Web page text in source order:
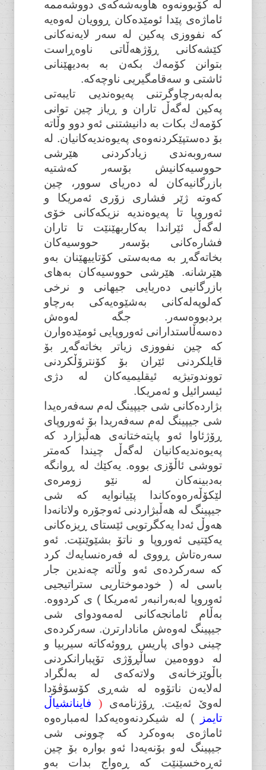
لە کۆبوونەوە هاوبەشەکەی دووشەممە
ئاماژەی پێدا ئومێدەکان ڕوویان لەوەیە
کە نفووزی پەکین لە سەر لایەنەکانی
کێشەکانی ڕۆژهەڵاتی ناوەڕاست
بتوانن کۆمەك بکەن بە بەدیهێنانی
ئاشتی و سەقامگیریی ناوچەکە.
بەلەبەرچاوگرتنی پەیوەندیی تایبەتی
پەکین لەگەڵ تاران و ڕیاز چین توانی
کۆمەك بکات بە دانیشتنی ئەو دوو وڵاتە
بۆ دەستپێکردنەوەی پەیوەندیەکانیان. لە
سەروبەندی زیادکردنی هێرشی
حووسیەکانیش بۆسەر کەشتیە
بازرگانیەکان لە دەریای سوور، چین
کەوتە ژێر فشاری زۆری ئەمریکا و
ئەوروپا تا پەیوەندیە نزیکەکانی خۆی
لەگەڵ ئێراندا بەکاربهێنێت تا تاران
فشارەکانی بۆسەر حووسیەکان
بخاتەگەڕ بە مەبەستی کۆتاییهێنان بەو
هێرشانە. هێرشی حووسیەکان بەهای
بازرگانیی دەریایی جیهانی و نرخی
کەلوپەلەکانی بەشێوەیەکی بەرچاو
بردبووەسەر. جگە لەوەش
دەسەڵاستدارانی ئەوروپایی ئومێدەوارن
کە چین نفووزی زیاتر بخاتەگەڕ بۆ
قایلکردنی ئێران بۆ کۆنترۆڵکردنی
تووندوتیژیە ئیقلیمیەکان لە دژی
ئیسرائیل و ئەمریکا.
بژاردەکانی شی جیپینگ لەم سەفەرەیدا
شی جیپینگ لەم سەفەریدا بۆ ئەوروپای
ڕۆژئاوا ئەو پایتەختانەی هەڵبژارد کە
پەیوەندیەکانیان لەگەڵ چیندا کەمتر
تووشی ئاڵۆزی بووە. یەکێك لە ڕوانگە
بەدبینەکان لە نێو زومرەی
لێکۆڵەرەوەکاندا پێیانوایە کە شی
جیپینگ لە هەڵبژاردنی ئەوجۆرە ولاتانەدا
هەوڵ ئەدا یەکگرتویی ئێستای ڕیزەکانی
یەکێتیی ئەوروپا و ناتۆ بشێوێنێت. ئەو
سەرەتاش ڕووی لە فەرەنسایەك کرد
کە سەرکردەی ئەو وڵاتە چەندین جار
باسی لە ( خودموختاریی ستراتیجیی
ئەوروپا لەبەرانبەر ئەمریکا ) ی کردووە.
بەڵام ئامانجەکانی لەمەودوای شی
جیپینگ لەوەش مانادارترن. سەرکردەی
چینی دوای پاریس ڕووئەکاتە سیربیا و
لە دووەمین ساڵڕۆژی تۆپبارانکردنی
باڵوێزخانەی ولاتەکەی لە بەلگراد
لەلایەن ناتۆوە لە شەڕی کۆسۆڤۆدا
لەوێ ئەبێت. ڕۆژنامەی ( فاینانشیاڵ
تایمز
) لە شیکردنەوەیەکدا لەمبارەوە
ئاماژەی بەوەکرد کە چوونی شی
جیپینگ لەو بۆنەیەدا ئەو بوارە بۆ چین
ئەڕەخسێنێت کە ڕەواج بدات بەو